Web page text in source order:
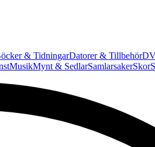
& TidningarDatorer & Tillbehör
MusikMynt & SedlarSamlarsakerSkor